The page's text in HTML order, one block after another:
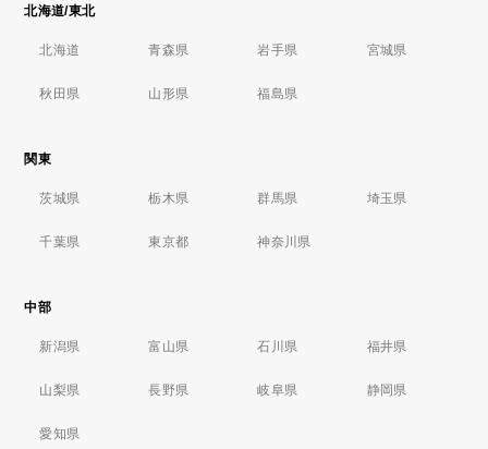
北海道/東北
北海道 青森県 岩手県 宮城県
秋田県 山形県 福島県
関東
茨城県 栃木県 群馬県 埼玉県
千葉県 東京都 神奈川県
中部
新潟県 富山県 石川県 福井県
山梨県 長野県 岐阜県 静岡県
愛知県